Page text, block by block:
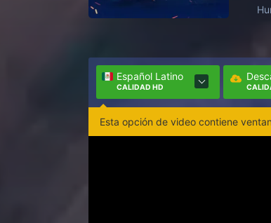
Español Latino
CALIDAD HD
Esta opción de video contiene